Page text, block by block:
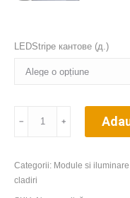
LEDStripe кантове (д.)
–
margini
﹣ ﹢
Categorii: Module si
cladiri